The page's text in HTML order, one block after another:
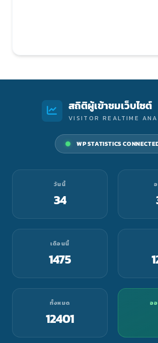
สถิติผู้เข้าชมเว็บไซต์
VISITOR REALTIME
WP STATISTICS
วันนี้
34
เดือนนี้
1475
ทั้งหมด
12401
อ